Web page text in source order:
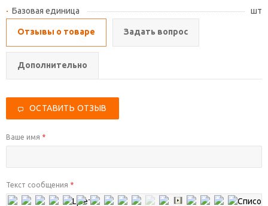
Базовая единица шт
Отзывы о товаре Задать вопрос
Дополнительно
ОСТАВИТЬ ОТЗЫВ
Ваше имя *
Текст сообщения *